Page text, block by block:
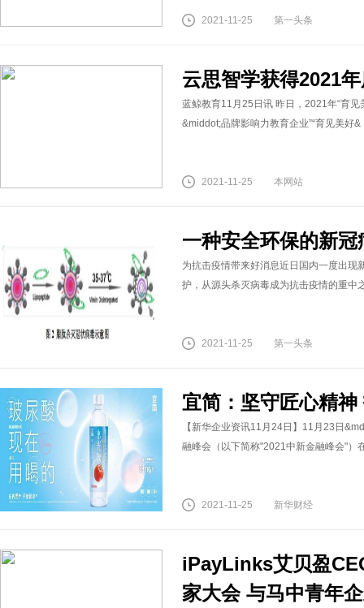
2021-11-25 第一头条
云思智学获得2021
蓝鲸教育11月25日讯 昨日，2021年“育
&middot;品牌影响力教育企业”“育见美好&
2021-11-25 本网站
一种安全环保的新
为抗击疫情带来好消息近日国内一度出现
护，从源头杀灭病毒成为抗击疫情的重中
2021-11-25 第一头条
宜简：坚守匠心精
【新华企业资讯11月24日】11月23日
融峰会（以下简称"2021中新金融峰会"）
2021-11-25 新华财经
iPayLinks艾贝盈
家大会 与马中青年